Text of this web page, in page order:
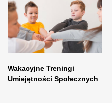
Wakacyjne Treningi
Umiejętności Społecznych